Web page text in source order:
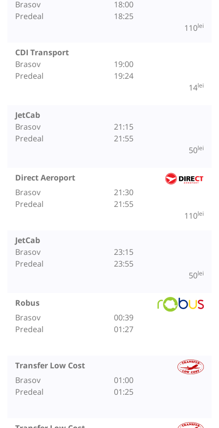
Brasov
Predeal
18:00
18:25
110lei
CDI Transport
Brasov
Predeal
19:00
19:24
14lei
JetCab
Brasov
Predeal
21:15
21:55
50lei
Direct Aeroport
Brasov
Predeal
21:30
21:55
110lei
JetCab
Brasov
Predeal
23:15
23:55
50lei
Robus
Brasov
Predeal
00:39
01:27
Transfer Low Cost
Brasov
Predeal
01:00
01:25